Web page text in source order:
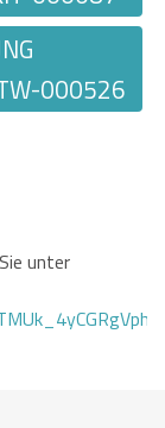
000526
unter